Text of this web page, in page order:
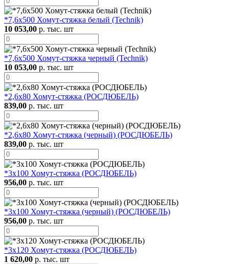
*7,6х500 Хомут-стяжка белый (Technik)
10 053,00 р. тыс. шт
*7,6х500 Хомут-стяжка черный (Technik)
10 053,00 р. тыс. шт
*2,6х80 Хомут-стяжка (РОСДЮБЕЛЬ)
839,00 р. тыс. шт
*2,6х80 Хомут-стяжка (черный) (РОСДЮБЕЛЬ)
839,00 р. тыс. шт
*3х100 Хомут-стяжка (РОСДЮБЕЛЬ)
956,00 р. тыс. шт
*3х100 Хомут-стяжка (черный) (РОСДЮБЕЛЬ)
956,00 р. тыс. шт
*3х120 Хомут-стяжка (РОСДЮБЕЛЬ)
1 620,00 р. тыс. шт